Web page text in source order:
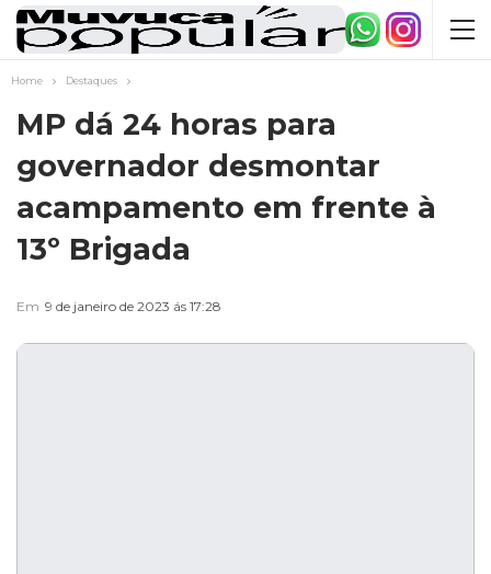
Home Destaques
MP dá 24 horas para
governador desmontar
acampamento em frente à
13º Brigada
Em 9 de janeiro de 2023 ás 17:28